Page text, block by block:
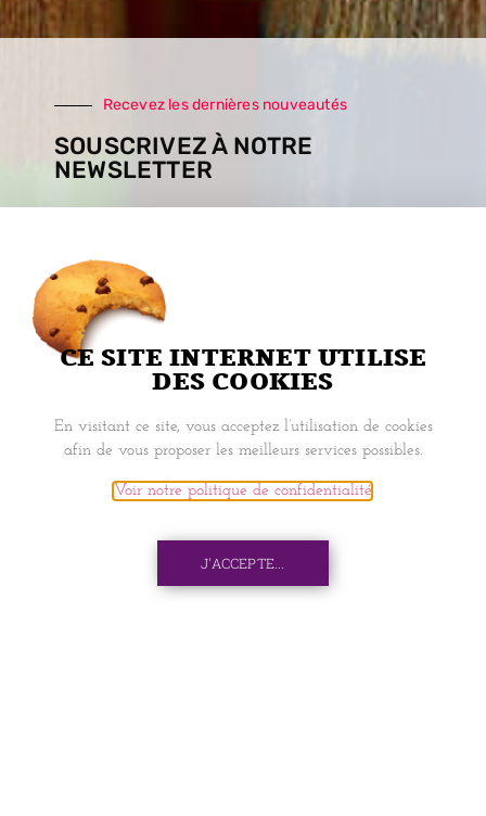
Recevez les dernières nouveautés
SOUSCRIVEZ À NOTRE
NEWSLETTER
NAVIGATION
CE SITE INTERNET UTILISE
DES COOKIES
En visitant ce site, vous acceptez l’utilisation de cookies
afin de vous proposer les meilleurs services possibles.
Voir notre politique de confidentialité.
J'ACCEPTE...